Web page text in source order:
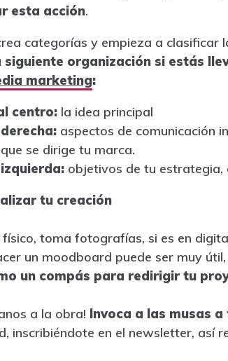
esta acción.
categorías y empieza a
siguiente organización si estás
marketing:
centro:la idea principal
aspectos de comunicación
se dirige tu marca.
objetivos de tu estrategia,
tu creación
físico, toma fotografías, si es en
un moodboard puede ser muy
un compás para redirigir tu
a la obra! Invoca a las musas
inscribiéndote en el newsletter, así